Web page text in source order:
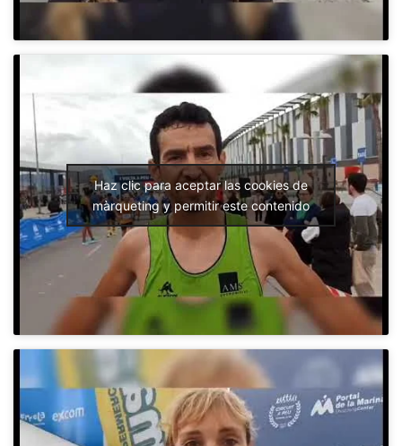
Haz clic para aceptar las cookies de
màrqueting y permitir este contenido